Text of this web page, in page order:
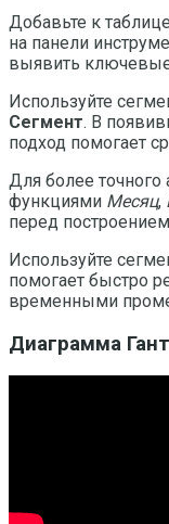
Добавьте к
на панели
выявить
Используйте
Сегмент. В
подход помогает
Для более
функциями Месяц,
перед
Используйте
помогает быстро
временными
Диаграмма